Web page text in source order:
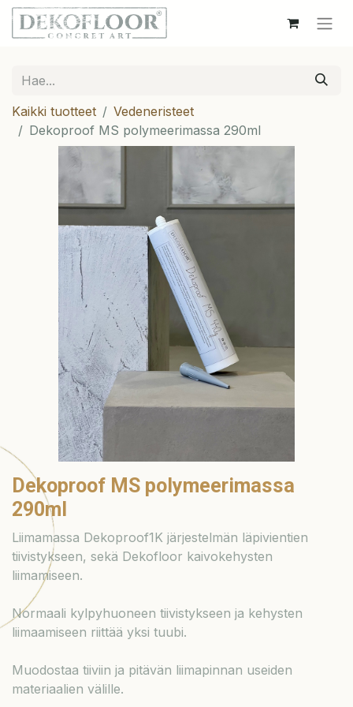
Kaikki tuotteet
Vedeneristeet
Dekoproof MS polymeerimassa 290ml
Dekoproof MS polymeerimassa
290ml
Liimamassa Dekoproof1K järjestelmän läpivientien
tiivistykseen, sekä Dekofloor kaivokehysten
liimamiseen.
Normaali kylpyhuoneen tiivistykseen ja kehysten
liimaamiseen riittää yksi tuubi.
Muodostaa tiiviin ja pitävän liimapinnan useiden
materiaalien välille.